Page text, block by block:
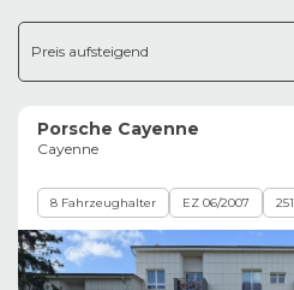
Preis aufsteigend
Porsche Cayenne
Cayenne
8 Fahrzeughalter EZ 06/2007